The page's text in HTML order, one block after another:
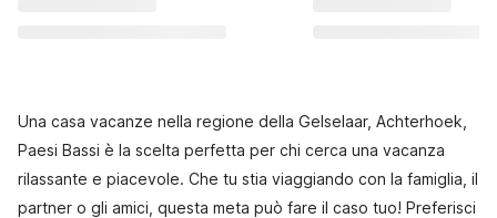
Una casa vacanze nella regione della Gelselaar, Achterhoek,
Paesi Bassi è la scelta perfetta per chi cerca una vacanza
rilassante e piacevole. Che tu stia viaggiando con la famiglia, il
partner o gli amici, questa meta può fare il caso tuo! Preferisci